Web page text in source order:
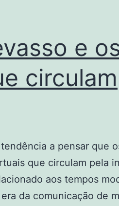
e
circulam
a pensar que
que circulam pela
aos tempos
da comunicação de